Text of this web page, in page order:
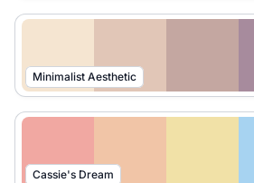
Minimalist Aesthetic
Cassie's Dream